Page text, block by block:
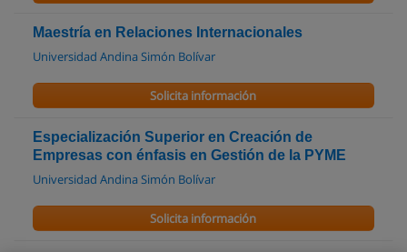
Maestría en Relaciones Internacionales
Universidad Andina Simón Bolívar
Solicita información
Especialización Superior en Creación de
Empresas con énfasis en Gestión de la PYME
Universidad Andina Simón Bolívar
Solicita información